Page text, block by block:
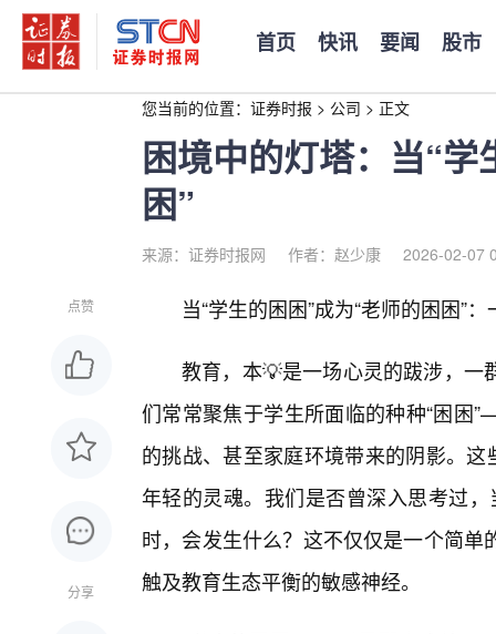
首页 快讯 要闻 股市
您当前的位置： 证券时报 > 公司 > 正文
困境中的灯塔：当“
困”
来源：证券时报网 作者：赵少康 2026-02-07
点赞
分享
当“学生的困困”成为“老师的困困”
教育，本💡是一场心灵的跋涉，一
们常常聚焦于学生所面临的种种“困困
的挑战、甚至家庭环境带来的阴影。
年轻的灵魂。我们是否曾深入思考过，
时，会发生什么？这不仅仅是一个简
触及教育生态平衡的敏感神经。